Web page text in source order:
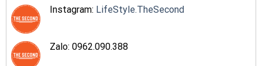
Instagram: LifeStyle.TheSecond
Zalo: 0962.090.388